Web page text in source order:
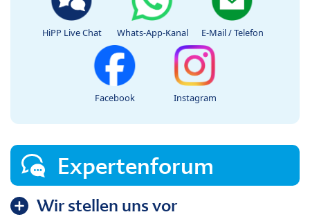
HiPP Live Chat Whats-App-Kanal E-Mail / Telefon
Facebook Instagram
Expertenforum
Wir stellen uns vor